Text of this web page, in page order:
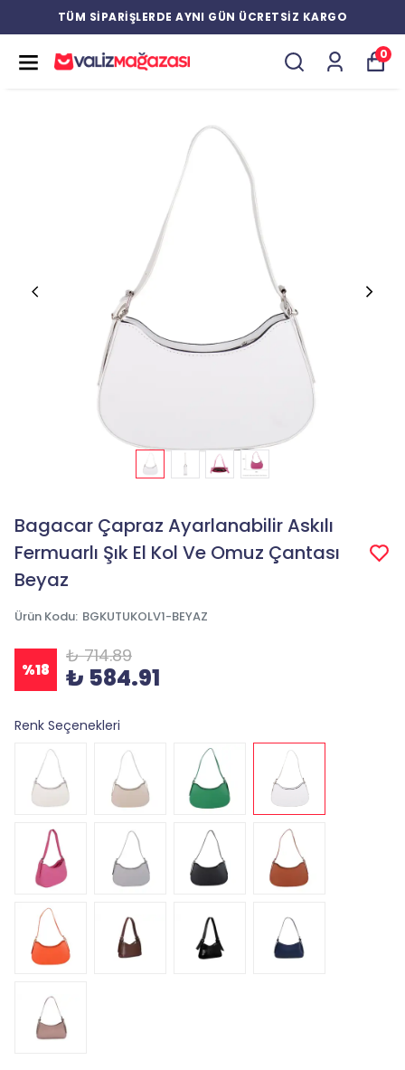
TÜM SİPARİŞLERDE AYNI GÜN ÜCRETSİZ KARGO
0
Bagacar Çapraz Ayarlanabilir Askılı
Fermuarlı Şık El Kol Ve Omuz Çantası
Beyaz
Ürün Kodu: BGKUTUKOLV1-BEYAZ
%18
₺ 714.89
₺ 584.91
Renk Seçenekleri